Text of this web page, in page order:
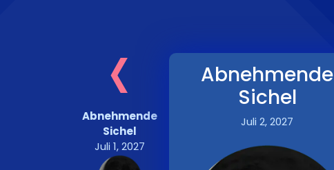
‹
Abnehmende
Sichel
Juli 1, 2027
Abnehmende
Sichel
Juli 2, 2027